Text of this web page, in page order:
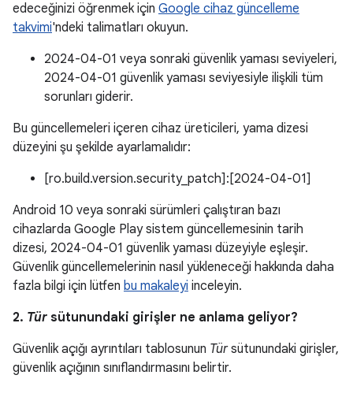
edeceğinizi öğrenmek için Google cihaz güncelleme
takvimi'ndeki talimatları okuyun.
2024-04-01 veya sonraki güvenlik yaması seviyeleri,
2024-04-01 güvenlik yaması seviyesiyle ilişkili tüm
sorunları giderir.
Bu güncellemeleri içeren cihaz üreticileri, yama dizesi
düzeyini şu şekilde ayarlamalıdır:
[ro.build.version.security_patch]:[2024-04-01]
Android 10 veya sonraki sürümleri çalıştıran bazı
cihazlarda Google Play sistem güncellemesinin tarih
dizesi, 2024-04-01 güvenlik yaması düzeyiyle eşleşir.
Güvenlik güncellemelerinin nasıl yükleneceği hakkında daha
fazla bilgi için lütfen bu makaleyi inceleyin.
2. Tür sütunundaki girişler ne anlama geliyor?
Güvenlik açığı ayrıntıları tablosunun Türsütunundaki girişler,
güvenlik açığının sınıflandırmasını belirtir.